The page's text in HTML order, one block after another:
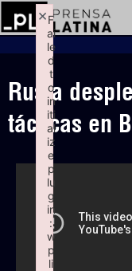
Rusia
tácticas en
F
ai
le
d
t
o
in
iti
al
iz
e
p
lu
g
in
:
w
p
li
×